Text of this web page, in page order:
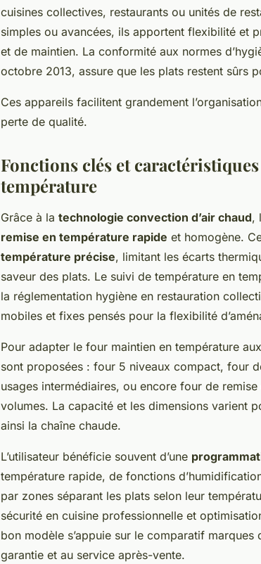
cuisines collectives, restaurants ou unités de
simples ou avancées, ils apportent flexibilité et
et de maintien. La conformité aux normes
octobre 2013, assure que les plats restent sûrs
Ces appareils facilitent grandement
perte de qualité.
Fonctions clés et
température
Grâce à la technologie convection d’air chaud,
remise en température rapide et homogène.
température précise, limitant les écarts
saveur des plats. Le suivi de température en
la réglementation hygiène en restauration
mobiles et fixes pensés pour la flexibilité
Pour adapter le four maintien en température
sont proposées : four 5 niveaux compact, four
usages intermédiaires, ou encore four de
volumes. La capacité et les dimensions varient
ainsi la chaîne chaude.
L’utilisateur bénéficie souvent d’une
température rapide, de fonctions
par zones séparant les plats selon leur
sécurité en cuisine professionnelle et
bon modèle s’appuie sur le comparatif
garantie et au service après-vente.